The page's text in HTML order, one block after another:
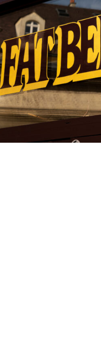
LA RÔTISSERIE
CUISINE DU TEMPS